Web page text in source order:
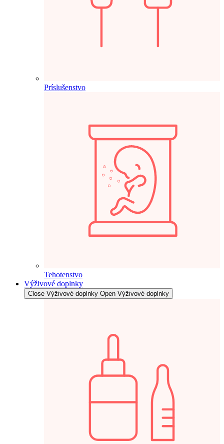
Príslušenstvo
Tehotenstvo
Výživové doplnky
Close Výživové doplnky Open Výživové doplnky